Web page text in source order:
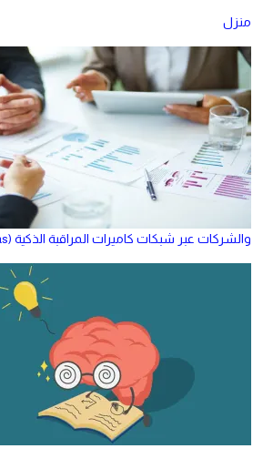
منزل
والشركات عبر شبكات كاميرات المراقبة الذكية (IP Cameras)